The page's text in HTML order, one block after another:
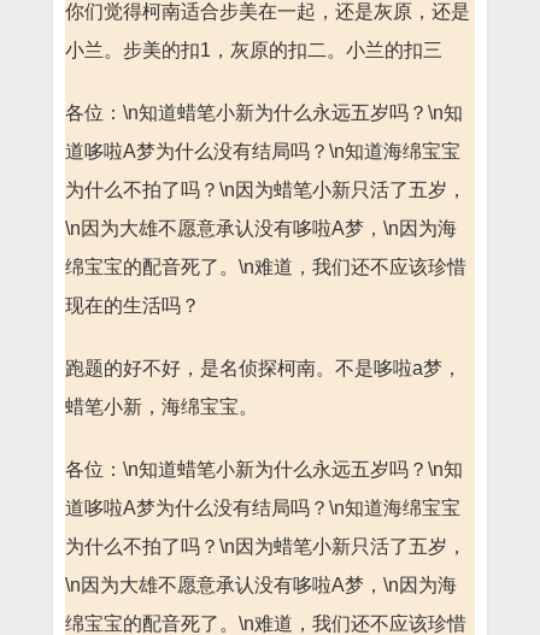
你们觉得柯南适合步美在一起，还是灰原，还是
小兰。步美的扣1，灰原的扣二。小兰的扣三
各位：\n知道蜡笔小新为什么永远五岁吗？\n知
道哆啦A梦为什么没有结局吗？\n知道海绵宝宝
为什么不拍了吗？\n因为蜡笔小新只活了五岁，
\n因为大雄不愿意承认没有哆啦A梦，\n因为海
绵宝宝的配音死了。\n难道，我们还不应该珍惜
现在的生活吗？
跑题的好不好，是名侦探柯南。不是哆啦a梦，
蜡笔小新，海绵宝宝。
各位：\n知道蜡笔小新为什么永远五岁吗？\n知
道哆啦A梦为什么没有结局吗？\n知道海绵宝宝
为什么不拍了吗？\n因为蜡笔小新只活了五岁，
\n因为大雄不愿意承认没有哆啦A梦，\n因为海
绵宝宝的配音死了。\n难道，我们还不应该珍惜